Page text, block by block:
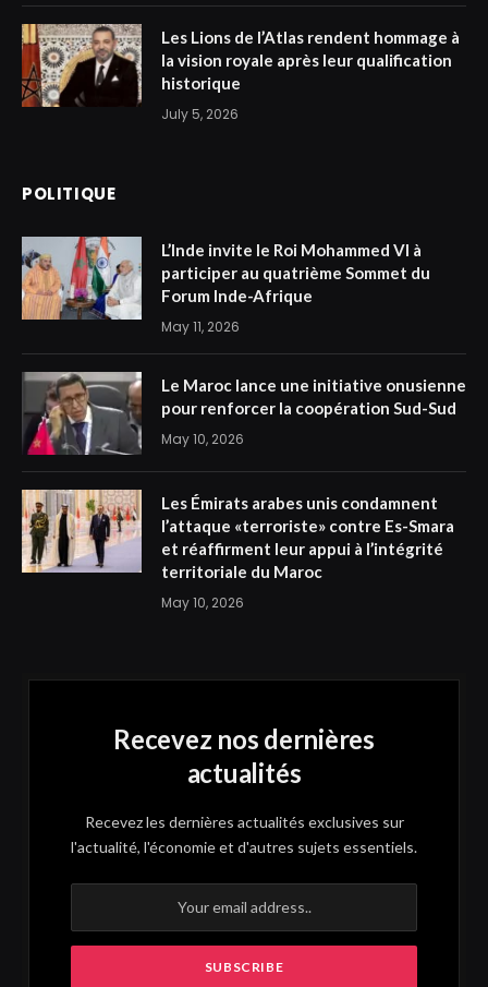
Les Lions de l’Atlas rendent hommage à
la vision royale après leur qualification
historique
July 5, 2026
POLITIQUE
L’Inde invite le Roi Mohammed VI à
participer au quatrième Sommet du
Forum Inde-Afrique
May 11, 2026
Le Maroc lance une initiative onusienne
pour renforcer la coopération Sud-Sud
May 10, 2026
Les Émirats arabes unis condamnent
l’attaque «terroriste» contre Es-Smara
et réaffirment leur appui à l’intégrité
territoriale du Maroc
May 10, 2026
Recevez nos dernières
actualités
Recevez les dernières actualités exclusives sur
l'actualité, l'économie et d'autres sujets essentiels.